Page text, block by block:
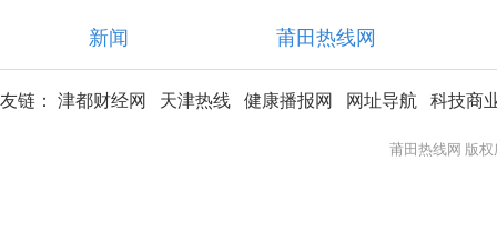
新闻 莆田热线网
友链： 津都财经网 天津热线 健康播报网 网址导航 科技商
莆田热线网 版